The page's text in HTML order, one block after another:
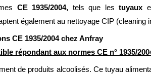
CE 1935/2004, tels que les tuyaux
également au nettoyage CIP (cleaning
CE 1935/2004 chez Anfray
répondant aux normes CE n° 1935/
de produits alcoolisés. Ce tuyau